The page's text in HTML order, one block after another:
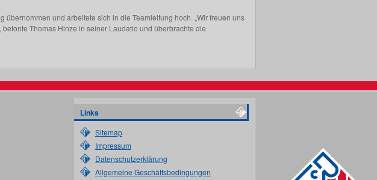
und arbeitete sich in die Teamleitung hoch. „Wir freuen uns
Thomas Hinze in seiner Laudatio und überbrachte die
Links
Sitemap
Impressum
Datenschutzerklärung
Allgemeine Geschäftsbedingungen